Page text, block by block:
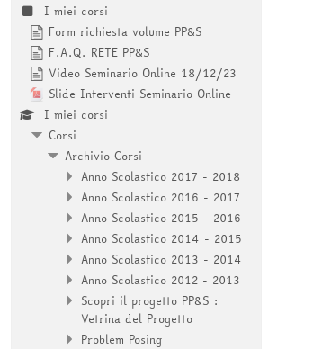
I miei corsi
Form richiesta volume PP&S
F.A.Q. RETE PP&S
Video Seminario Online 18/12/23
Slide Interventi Seminario Online
I miei corsi
Corsi
Archivio Corsi
Anno Scolastico 2017 - 2018
Anno Scolastico 2016 - 2017
Anno Scolastico 2015 - 2016
Anno Scolastico 2014 - 2015
Anno Scolastico 2013 - 2014
Anno Scolastico 2012 - 2013
Scopri il progetto PP&S :
Vetrina del Progetto
Problem Posing